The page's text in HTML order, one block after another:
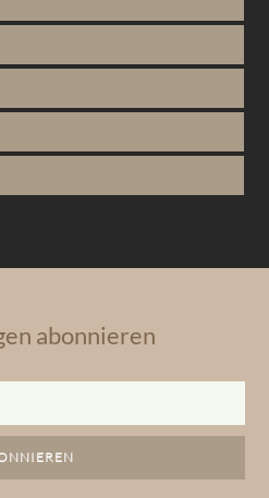
abonnieren